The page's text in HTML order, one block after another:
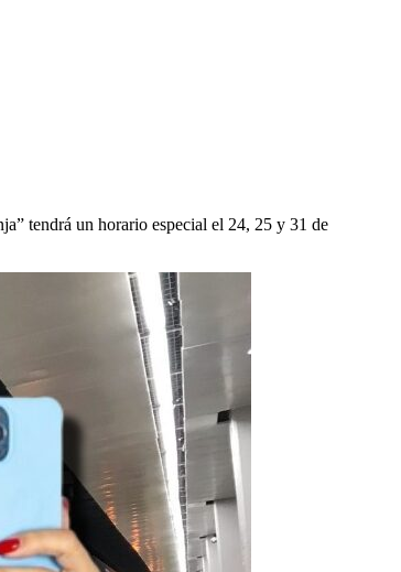
tendrá un horario especial el 24, 25 y 31 de